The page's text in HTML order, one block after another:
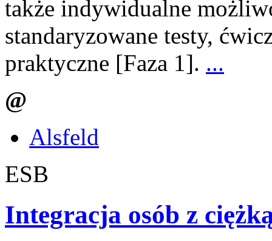
także indywidualne
standaryzowane testy,
praktyczne [Faza 1]. ...
@
Alsfeld
ESB
Integracja osób z